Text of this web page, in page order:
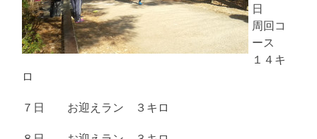
日
周回コ
ース
１４キ
ロ
７日 お迎えラン ３キロ